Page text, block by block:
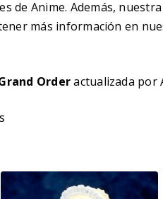
de Anime. Además,
más información en
Orderactualizada por